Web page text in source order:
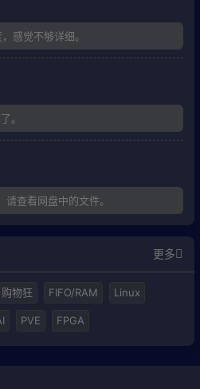
感觉不够详细。
。
查看网盘中的文件。
更多
购物狂 FIFO/RAM Linux
PVE FPGA